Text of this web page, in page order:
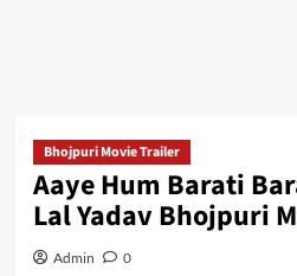
Bhojpuri Movie Trailer
Aaye Hum Barati
Lal Yadav Bhojpuri
Admin 0